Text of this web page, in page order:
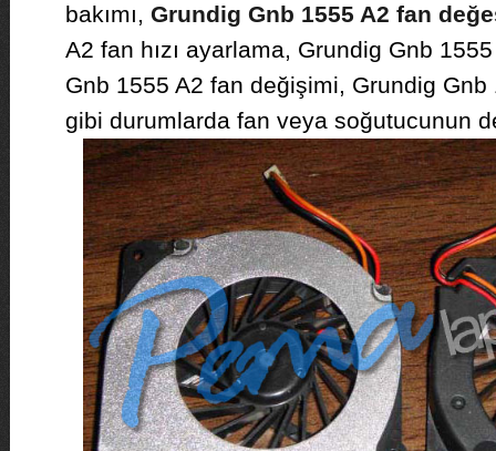
bakımı, Grundig Gnb 1555 A2 fan
A2 fan hızı ayarlama, Grundig Gnb
Gnb 1555 A2 fan değişimi, Grundig Gnb
gibi durumlarda fan veya soğutucunun